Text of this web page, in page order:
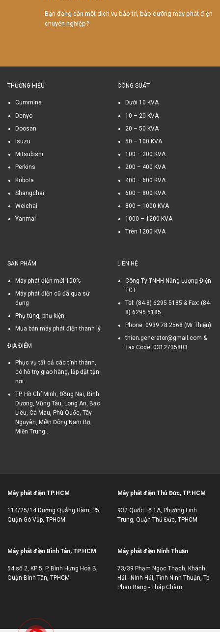
Bạn đang cần một dịch vụ bảo trì, bảo dưỡng máy phát điện
chuyên nghiệp?
THƯƠNG HIỆU
Cummins
Denyo
Doosan
Isuzu
Mitsubishi
Perkins
Kubota
Shangchai
Weichai
Yanmar
CÔNG SUẤT
Dưới 10 KVA
10 – 20 KVA
20 – 50 KVA
50 – 100 KVA
100 – 200 KVA
200 – 400 KVA
400 – 600 KVA
600 – 800 KVA
800 – 1000 KVA
1000 – 1200 KVA
Trên 1200 KVA
SẢN PHẨM
Máy phát điện mới 100%
Máy phát điện cũ đã qua sử
dụng
Phụ tùng, phụ kiện
Mua bán máy phát điện thanh lý
ĐỊA ĐIỂM
Phục vụ tất cả các tỉnh thành,
có hỗ trợ giao hàng, lắp đặt tận
nơi.
TP. Hồ Chí Minh, Đồng Nai, Bình
Dương, Vũng Tàu, Long An, Bạc
Liêu, Cà Mau, Phú Quốc, Tây
Nguyên, Miền Đông Nam Bộ,
Miền Trung...
LIÊN HỆ
Công Ty TNHH Năng Lượng Điện
TCT
Tel: (84-8) 6295 5185 & Fax: (84-
8) 6295 5185.
Phone: 0939 78 2568 (Mr Thiện).
thien.generator@gmail.com &
Tax Code: 0312735803
Máy phát điện TP.HCM
114/25/14 Dương Quảng Hàm, P5,
Quận Gò Vấp, TPHCM
Máy phát điện Thủ Đức, TP.HCM
932 Quốc Lộ 1A, Phường Linh
Trung, Quận Thủ Đức, TPHCM
Máy phát điện Bình Tân, TP.HCM
54 số 2, KP 5, P. Bình Hưng Hoà B,
Quận Bình Tân, TPHCM
Máy phát điện Ninh Thuận
73/39 Phạm Ngọc Thạch, Khánh
Hải - Ninh Hải, Tỉnh Ninh Thuận, Tp.
Phan Rang - Tháp Chàm